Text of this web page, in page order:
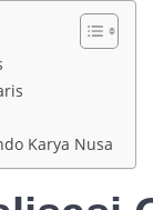
Karya Nusa